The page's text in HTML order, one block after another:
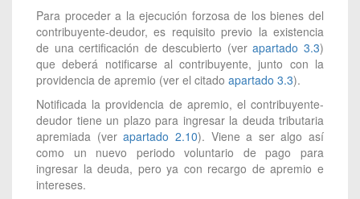
Para proceder a la ejecución forzosa de los bienes del
contribuyente-deudor, es requisito previo la existencia
de una certificación de descubierto (verapartado 3.3)
que deberá notificarse al contribuyente, junto con la
providencia de apremio (ver el citado apartado 3.3).
Notificada la providencia de apremio, el contribuyente-
deudor tiene un plazo para ingresar la deuda tributaria
apremiada (verapartado 2.10). Viene a ser algo así
como un nuevo periodo voluntario de pago para
ingresar la deuda, pero ya con recargo de apremio e
intereses.